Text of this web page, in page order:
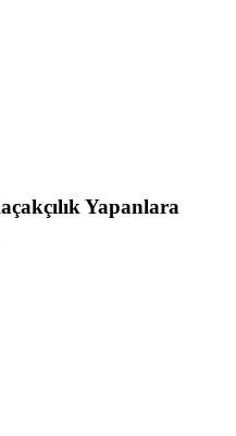
Yapanlara